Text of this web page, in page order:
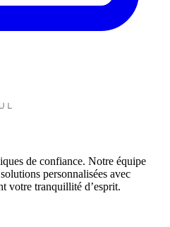
de confiance. Notre équipe
personnalisées avec
votre tranquillité d’esprit.